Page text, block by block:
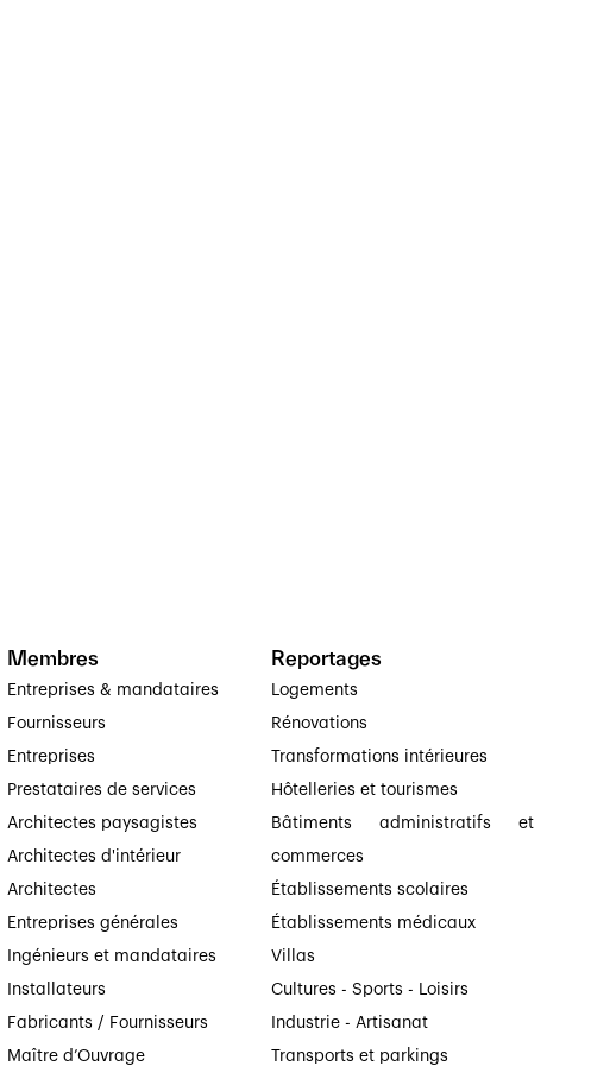
Membres
Entreprises & mandataires
Fournisseurs
Entreprises
Prestataires de services
Architectes paysagistes
Architectes d'intérieur
Architectes
Entreprises générales
Ingénieurs et mandataires
Installateurs
Fabricants / Fournisseurs
Maître d’Ouvrage
Reportages
Logements
Rénovations
Transformations intérieures
Hôtelleries et tourismes
Bâtiments administratifs et
commerces
Établissements scolaires
Établissements médicaux
Villas
Cultures - Sports - Loisirs
Industrie - Artisanat
Transports et parkings